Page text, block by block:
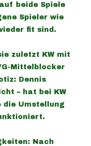
beide Spiele
Spieler wie
fit sind.
zuletzt KW mit
Mittelblocker
Dennis
– hat bei KW
die Umstellung
Nach